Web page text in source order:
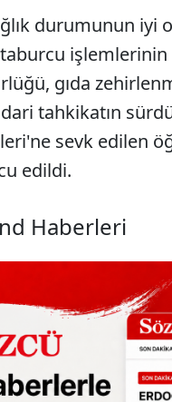
durumunun iyi
işlemlerinin
gıda
tahkikatın
sevk edilen
edildi.
Haberleri